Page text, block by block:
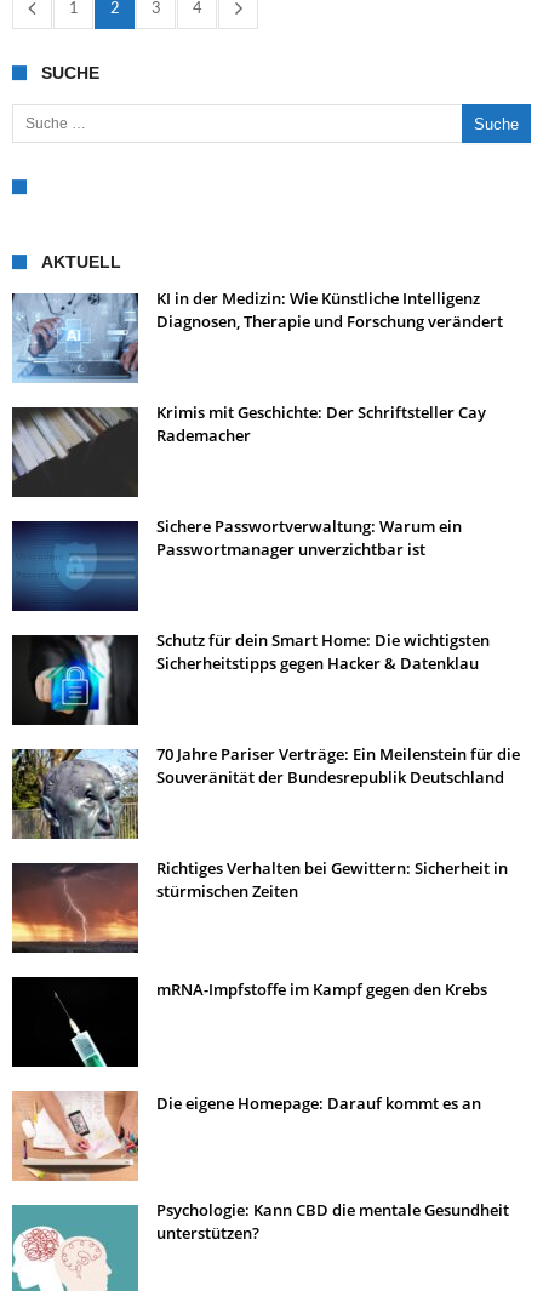
1 2 3 4
SUCHE
Suche nach:
AKTUELL
KI in der Medizin: Wie Künstliche Intelligenz
Diagnosen, Therapie und Forschung verändert
Krimis mit Geschichte: Der Schriftsteller Cay
Rademacher
Sichere Passwortverwaltung: Warum ein
Passwortmanager unverzichtbar ist
Schutz für dein Smart Home: Die wichtigsten
Sicherheitstipps gegen Hacker & Datenklau
70 Jahre Pariser Verträge: Ein Meilenstein für die
Souveränität der Bundesrepublik Deutschland
Richtiges Verhalten bei Gewittern: Sicherheit in
stürmischen Zeiten
mRNA-Impfstoffe im Kampf gegen den Krebs
Die eigene Homepage: Darauf kommt es an
Psychologie: Kann CBD die mentale Gesundheit
unterstützen?